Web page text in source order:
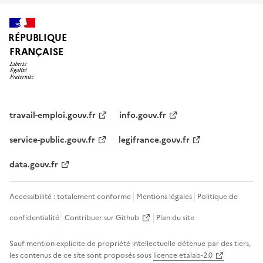
RÉPUBLIQUE
FRANÇAISE
travail-emploi.gouv.fr
info.gouv.fr
service-public.gouv.fr
legifrance.gouv.fr
data.gouv.fr
Accessibilité : totalement conforme Mentions légales Politique de
confidentialité Contribuer sur Github Plan du site
Sauf mention explicite de propriété intellectuelle détenue par des tiers,
les contenus de ce site sont proposés sous licence etalab-2.0